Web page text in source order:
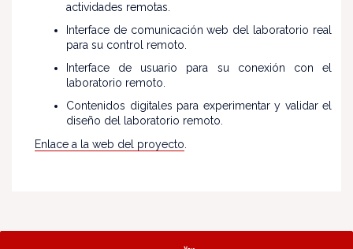
actividades remotas.
Interface de comunicación web del laboratorio real
para su control remoto.
Interface de usuario para su conexión con el
laboratorio remoto.
Contenidos digitales para experimentar y validar el
diseño del laboratorio remoto.
Enlace a la web del proyecto